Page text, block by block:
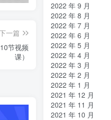
一篇
节视频
课）
2022 年 9 月
2022 年 8 月
2022 年 7 月
2022 年 6 月
2022 年 5 月
2022 年 4 月
2022 年 3 月
2022 年 2 月
2022 年 1 月
2021 年 12 月
2021 年 11 月
2021 年 10 月